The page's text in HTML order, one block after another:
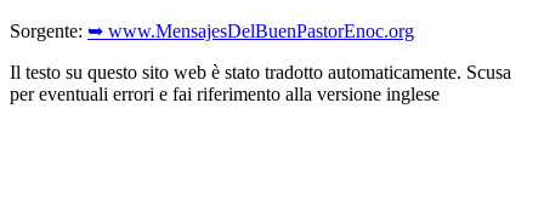
Sorgente: ➥ www.MensajesDelBuenPastorEnoc.org
Il testo su questo sito web è stato tradotto automaticamente. Scusa
per eventuali errori e fai riferimento alla versione inglese